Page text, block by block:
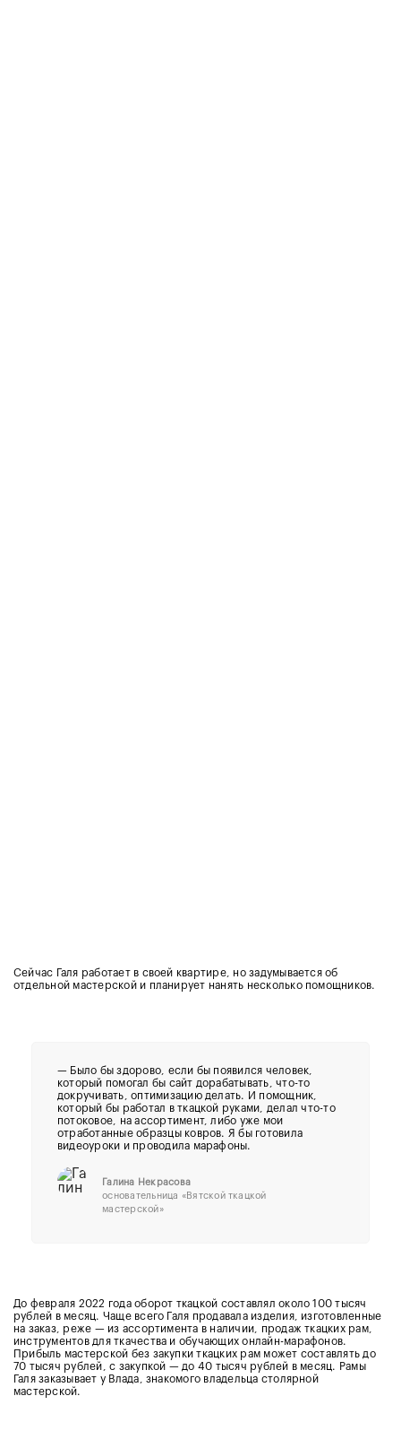
Сейчас Галя работает в своей квартире, но задумывается об
отдельной мастерской и планирует нанять несколько помощников.
— Было бы здорово, если бы появился человек,
который помогал бы сайт дорабатывать, что-то
докручивать, оптимизацию делать. И помощник,
который бы работал в ткацкой руками, делал что-то
потоковое, на ассортимент, либо уже мои
отработанные образцы ковров. Я бы готовила
видеоуроки и проводила марафоны.
Галина Некрасова
основательница «Вятской ткацкой
мастерской»
До февраля 2022 года оборот ткацкой составлял около 100 тысяч
рублей в месяц. Чаще всего Галя продавала изделия, изготовленные
на заказ, реже — из ассортимента в наличии, продаж ткацких рам,
инструментов для ткачества и обучающих онлайн-марафонов.
Прибыль мастерской без закупки ткацких рам может составлять до
70 тысяч рублей, с закупкой — до 40 тысяч рублей в месяц. Рамы
Галя заказывает у Влада, знакомого владельца столярной
мастерской.